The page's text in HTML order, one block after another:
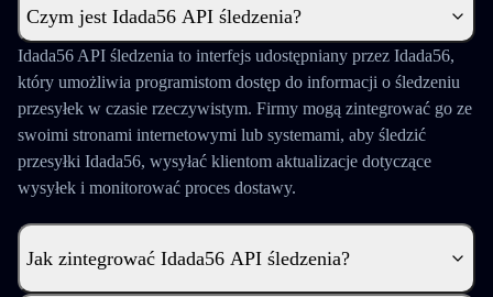
Czym jest Idada56 API śledzenia?
Idada56 API śledzenia to interfejs udostępniany przez Idada56,
który umożliwia programistom dostęp do informacji o śledzeniu
przesyłek w czasie rzeczywistym. Firmy mogą zintegrować go ze
swoimi stronami internetowymi lub systemami, aby śledzić
przesyłki Idada56, wysyłać klientom aktualizacje dotyczące
wysyłek i monitorować proces dostawy.
Jak zintegrować Idada56 API śledzenia?